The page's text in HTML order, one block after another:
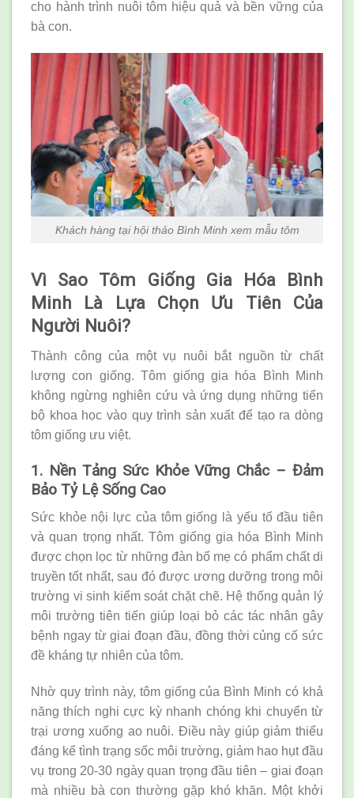
cho hành trình nuôi tôm hiệu quả và bền vững của
bà con.
Khách hàng tại hội thảo Bình Minh xem mẫu tôm
Vì Sao Tôm Giống Gia Hóa Bình
Minh Là Lựa Chọn Ưu Tiên Của
Người Nuôi?
Thành công của một vụ nuôi bắt nguồn từ chất
lượng con giống. Tôm giống gia hóa Bình Minh
không ngừng nghiên cứu và ứng dụng những tiến
bộ khoa học vào quy trình sản xuất để tạo ra dòng
tôm giống ưu việt.
1. Nền Tảng Sức Khỏe Vững Chắc – Đảm
Bảo Tỷ Lệ Sống Cao
Sức khỏe nội lực của tôm giống là yếu tố đầu tiên
và quan trọng nhất. Tôm giống gia hóa Bình Minh
được chọn lọc từ những đàn bố mẹ có phẩm chất di
truyền tốt nhất, sau đó được ương dưỡng trong môi
trường vi sinh kiểm soát chặt chẽ. Hệ thống quản lý
môi trường tiên tiến giúp loại bỏ các tác nhân gây
bệnh ngay từ giai đoạn đầu, đồng thời củng cố sức
đề kháng tự nhiên của tôm.
Nhờ quy trình này, tôm giống của Bình Minh có khả
năng thích nghi cực kỳ nhanh chóng khi chuyển từ
trại ương xuống ao nuôi. Điều này giúp giảm thiểu
đáng kể tình trạng sốc môi trường, giảm hao hụt đầu
vụ trong 20-30 ngày quan trọng đầu tiên – giai đoạn
mà nhiều bà con thường gặp khó khăn. Một khởi